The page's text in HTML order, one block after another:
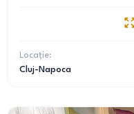
Locație:
Cluj-Napoca